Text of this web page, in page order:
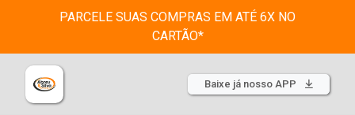
PARCELE SUAS COMPRAS EM ATÉ 6X NO
CARTÃO*
Baixe já nosso APP